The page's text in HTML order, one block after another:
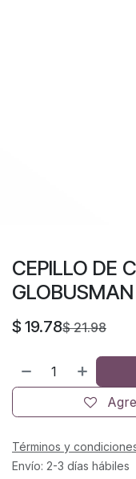
CEPILLO DE
GLOBUSMAN
$ 19.78$21.98
Términos y
Envío: 2-3 días hábiles